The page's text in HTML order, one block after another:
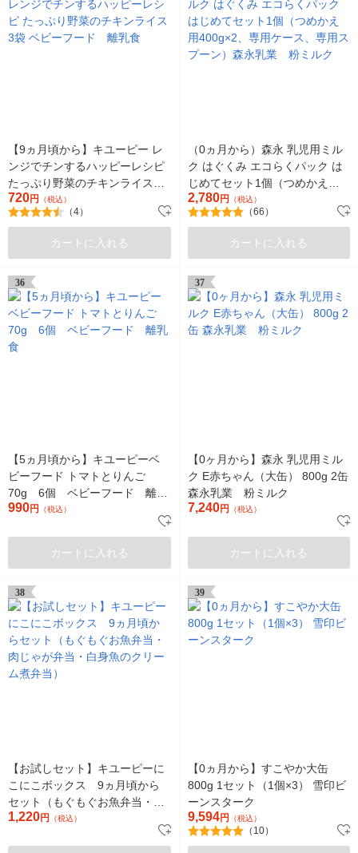
【9ヵ月頃から】キユーピー レ
ンジでチンするハッピーレシピ
たっぷり野菜のチキンライス3
袋 ベビーフード 離乳食
720円 （税込）
（4）
カートに入れる
（0ヵ月から）森永 乳児用ミル
ク はぐくみ エコらくパック は
じめてセット1個（つめかえ用
400g×2、専用ケース、専用スプ
ーン）森永乳業 粉ミルク
2,780円 （税込）
（66）
カートに入れる
36
【5ヵ月頃から】キユーピーベ
ビーフード トマトとりんご
70g 6個 ベビーフード 離乳
食
990円 （税込）
カートに入れる
37
【0ヶ月から】森永 乳児用ミル
ク E赤ちゃん（大缶） 800g 2缶
森永乳業 粉ミルク
7,240円 （税込）
カートに入れる
38
【お試しセット】キユーピーに
こにこボックス 9ヵ月頃から
セット（もぐもぐお魚弁当・肉
じゃが弁当・白身魚のクリーム
1,220円 （税込）
39
【0ヵ月から】すこやか大缶
800g 1セット（1個×3） 雪印ビ
ーンスターク
9,594円 （税込）
（10）